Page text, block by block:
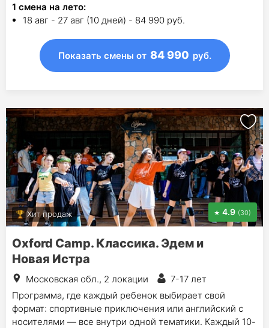
1 смена на лето:
18 авг - 27 авг (10 дней) - 84 990 руб.
Показать смены от 84 990 руб.
Хит продаж 4.9 (30)
Oxford Camp. Классика. Эдем и
Новая Истра
Московская обл., 2 локации
7-17 лет
Программа, где каждый ребенок выбирает свой
формат: спортивные приключения или английский с
носителями — все внутри одной тематики. Каждый 10-